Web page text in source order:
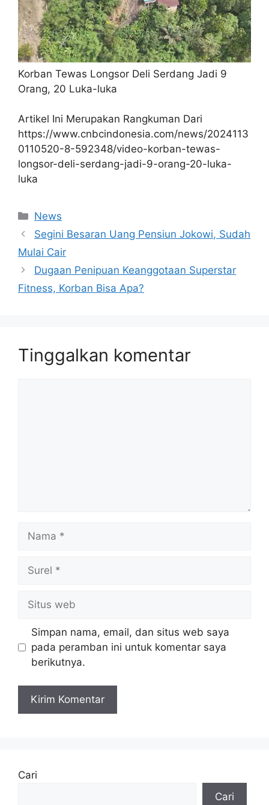
Korban Tewas Longsor Deli Serdang Jadi 9
Orang, 20 Luka-luka
Artikel Ini Merupakan Rangkuman Dari
https://www.cnbcindonesia.com/news/2024113
0110520-8-592348/video-korban-tewas-
longsor-deli-serdang-jadi-9-orang-20-luka-
luka
Kategori
News
Segini Besaran Uang Pensiun Jokowi, Sudah
Mulai Cair
Dugaan Penipuan Keanggotaan Superstar
Fitness, Korban Bisa Apa?
Tinggalkan komentar
Nama
Surel
Situs
web
Simpan nama, email, dan situs web saya
pada peramban ini untuk komentar saya
berikutnya.
Cari
Cari